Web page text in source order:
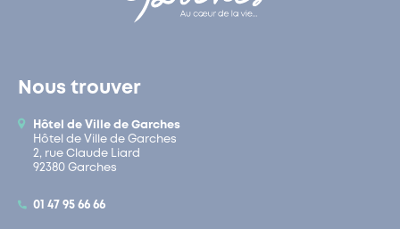
Nous trouver
Hôtel de Ville de Garches
Hôtel de Ville de Garches
2, rue Claude Liard
92380 Garches
01 47 95 66 66